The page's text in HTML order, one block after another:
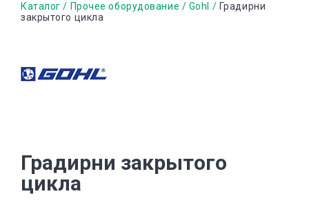
Строка
Каталог Прочее оборудование Gohl
Градирни
закрытого цикла
Градирни закрытого
цикла